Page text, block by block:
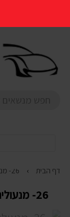
העמוד
דף הבית 26- מנעולים ואזעקות לאופנועים ואופניים
26- מנעולים ואזעקות לאופנועים ואופניים